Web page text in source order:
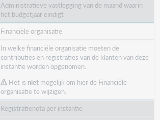
Administratieve vastlegging van de maand waarin
het budgetjaar eindigt
Financiële organisatie
In welke financiële organisatie moeten de
contributies en registraties van de klanten van deze
instantie worden opgenomen.
Het is nietmogelijk om hier de Financiële
organisatie te wijzigen.
Registratienota per instantie